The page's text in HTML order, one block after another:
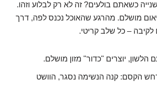
כשאתם בולעים? זה לא רק לבלוע וזהו.
מושלם. מהרגע שהאוכל נכנס לפה, דרך
– כל שלב קריטי.
יוצרים "כדור" מזון מושלם.
הקסם: קנה הנשימה נסגר, הוושט